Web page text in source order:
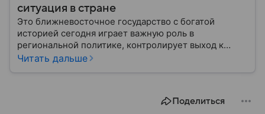
ситуация в стране
Это ближневосточное государство с богатой
историей сегодня играет важную роль в
региональной политике, контролирует выход к
Персидскому заливу и Ормузскому проливу, а также
Читать дальше
Поделиться